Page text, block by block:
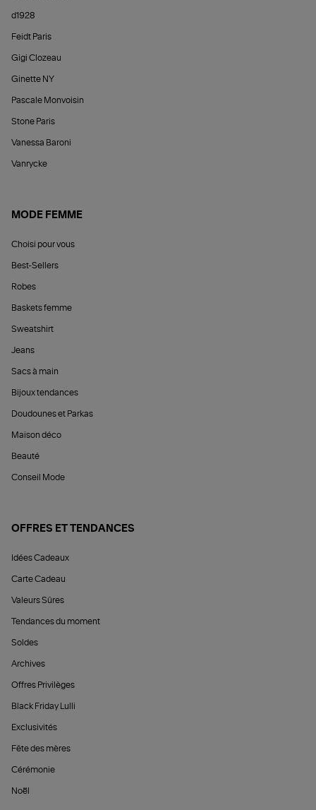
d1928
Feidt Paris
Gigi Clozeau
Ginette NY
Pascale Monvoisin
Stone Paris
Vanessa Baroni
Vanrycke
MODE FEMME
Choisi pour vous
Best-Sellers
Robes
Baskets femme
Sweatshirt
Jeans
Sacs à main
Bijoux tendances
Doudounes et Parkas
Maison déco
Beauté
Conseil Mode
OFFRES ET TENDANCES
Idées Cadeaux
Carte Cadeau
Valeurs Sûres
Tendances du moment
Soldes
Archives
Offres Privilèges
Black Friday Lulli
Exclusivités
Fête des mères
Cérémonie
Noël